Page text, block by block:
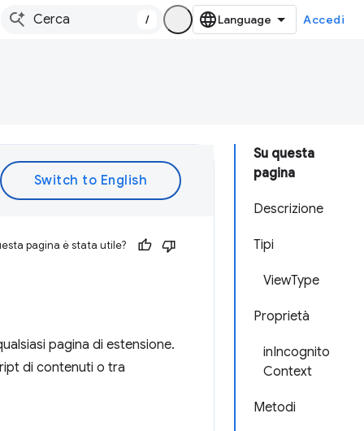
/ Accedi
Su questa
pagina
Descrizione
Tipi
ViewType
Proprietà
inIncognito
Context
Metodi
pagina è stata utile?
pagina di estensione.
di contenuti o tra